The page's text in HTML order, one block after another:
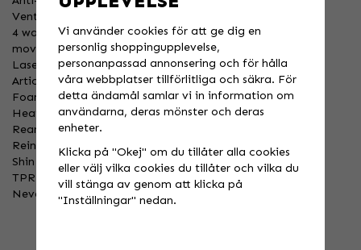
Vented inner liner with stretch lycra insert
4 ways crotch stretch spandex insert allowing ease of
movement
Laser cut vented panels for an optimum airflow
Articulated stretch knee for a maximum flexibility
Foam reinforcement
Heat and abrasion resistant leather panels
Rear yoke in stretch spandex for comfort and flexibility
Reinforced rear saddle panel
Shin vented panel
TPR patches finish
Never fading color sublimation process
Vi använder cookies för att ge dig en
personlig shoppingupplevelse,
personanpassad annonsering och för hålla
våra webbplatser tillförlitliga och säkra. För
detta ändamål samlar vi in information om
användarna, deras mönster och deras
enheter.
Klicka på "Okej" om du tillåter alla cookies
eller välj vilka cookies du tillåter och vilka du
vill stänga av genom att klicka på
"Inställningar" nedan.